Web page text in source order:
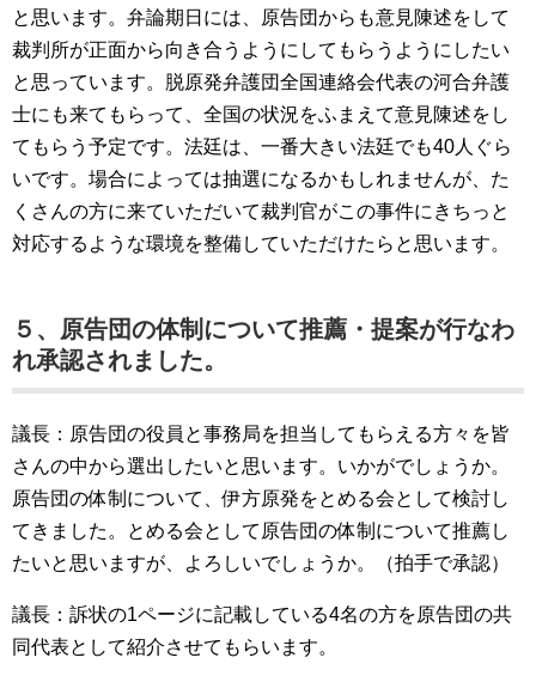
と思います。弁論期日には、原告団からも意見陳述をして
裁判所が正面から向き合うようにしてもらうようにしたい
と思っています。脱原発弁護団全国連絡会代表の河合弁護
士にも来てもらって、全国の状況をふまえて意見陳述をし
てもらう予定です。法廷は、一番大きい法廷でも40人ぐら
いです。場合によっては抽選になるかもしれませんが、た
くさんの方に来ていただいて裁判官がこの事件にきちっと
対応するような環境を整備していただけたらと思います。
５、原告団の体制について推薦・提案が行なわ
れ承認されました。
議長：原告団の役員と事務局を担当してもらえる方々を皆
さんの中から選出したいと思います。いかがでしょうか。
原告団の体制について、伊方原発をとめる会として検討し
てきました。とめる会として原告団の体制について推薦し
たいと思いますが、よろしいでしょうか。（拍手で承認）
議長：訴状の1ページに記載している4名の方を原告団の共
同代表として紹介させてもらいます。